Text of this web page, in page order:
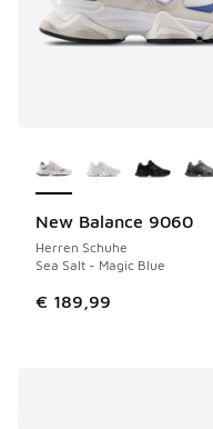
New Balance 9060
Herren Schuhe
Sea Salt - Magic Blue
€ 189,99